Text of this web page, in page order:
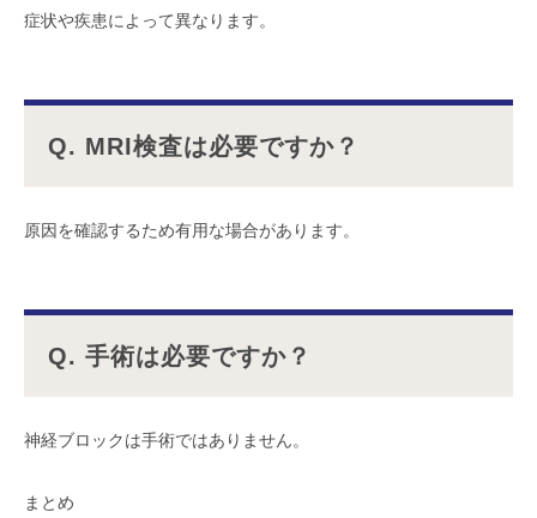
症状や疾患によって異なります。
Q. MRI検査は必要ですか？
原因を確認するため有用な場合があります。
Q. 手術は必要ですか？
神経ブロックは手術ではありません。
まとめ